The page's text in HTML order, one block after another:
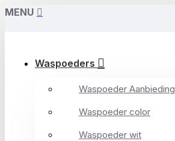
MENU
Waspoeders
Waspoeder Aanbieding
Waspoeder color
Waspoeder wit